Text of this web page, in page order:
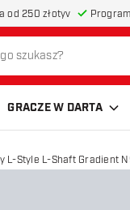
od 250 złotyv
GRACZE W DARTA
L-Style L-Shaft Gradient